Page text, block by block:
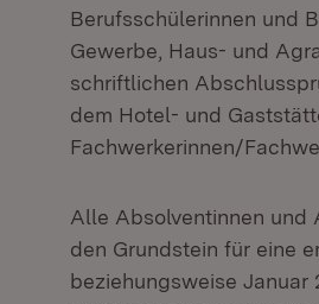
Berufsschülerinnen und
Gewerbe, Haus- und
schriftlichen
dem Hotel- und
Fachwerkerinnen/
Alle Absolventinnen und
den Grundstein für eine
beziehungsweise